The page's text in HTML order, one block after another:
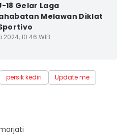
18 Gelar Laga
Melawan Diklat
2024, 10:46 WIB
persik kediri
Update me